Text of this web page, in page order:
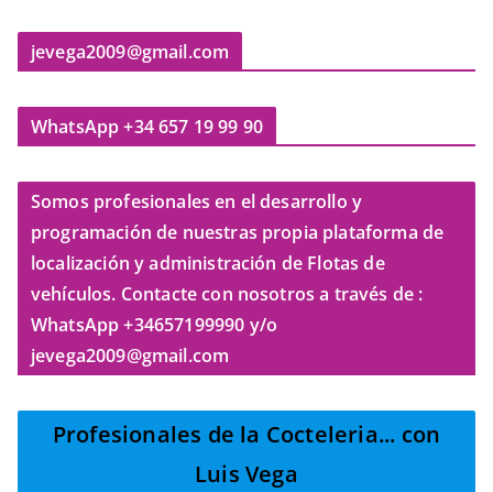
jevega2009@gmail.com
WhatsApp +34 657 19 99 90
Somos profesionales en el desarrollo y
programación de nuestras propia plataforma de
localización y administración de Flotas de
vehículos. Contacte con nosotros a través de :
WhatsApp +34657199990 y/o
jevega2009@gmail.com
Profesionales de la Cocteleria... con
Luis Vega